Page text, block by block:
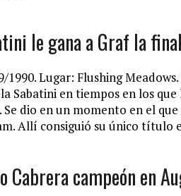
le gana a Graf la
1990. Lugar: Flushing
Sabatini en tiempos en los
Se dio en un momento en el
Allí consiguió su único título
Cabrera campeón en